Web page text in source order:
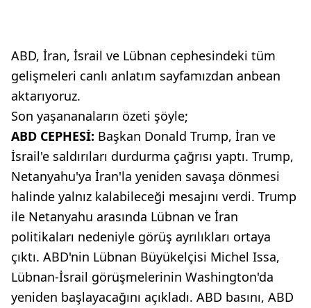
ABD, İran, İsrail ve Lübnan cephesindeki tüm
gelişmeleri canlı anlatım sayfamızdan anbean
aktarıyoruz.
Son yaşananaların özeti şöyle;
ABD CEPHESİ: Başkan Donald Trump, İran ve
İsrail'e saldırıları durdurma çağrısı yaptı. Trump,
Netanyahu'ya İran'la yeniden savaşa dönmesi
halinde yalnız kalabileceği mesajını verdi. Trump
ile Netanyahu arasında Lübnan ve İran
politikaları nedeniyle görüş ayrılıkları ortaya
çıktı. ABD'nin Lübnan Büyükelçisi Michel Issa,
Lübnan-İsrail görüşmelerinin Washington'da
yeniden başlayacağını açıkladı. ABD basını, ABD